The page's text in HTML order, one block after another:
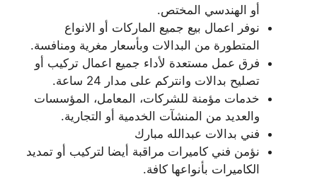
أو الهندسي المختص.
نوفر اعمال بيع جميع الماركات أو الانواع
المتطورة من البدالات وبأسعار مغرية ومنافسة.
فرق عمل مستعدة لأداء جميع اعمال تركيب أو
تصليح بدالات وانتركم على مدار 24 ساعة.
خدمات مؤمنة للشركات، المعامل، المؤسسات
والعديد من المنشآت الخدمية أو التجارية.
فني بدالات عبدالله مبارك
نؤمن فني كاميرات مراقبة أيضا لتركيب أو تمديد
الكاميرات بأنواعها كافة.